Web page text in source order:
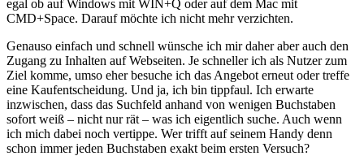
egal ob auf Windows mit WIN+Q oder auf dem Mac mit
CMD+Space. Darauf möchte ich nicht mehr verzichten.
Genauso einfach und schnell wünsche ich mir daher aber auch den
Zugang zu Inhalten auf Webseiten. Je schneller ich als Nutzer zum
Ziel komme, umso eher besuche ich das Angebot erneut oder treffe
eine Kaufentscheidung. Und ja, ich bin tippfaul. Ich erwarte
inzwischen, dass das Suchfeld anhand von wenigen Buchstaben
sofort weiß – nicht nur rät – was ich eigentlich suche. Auch wenn
ich mich dabei noch vertippe. Wer trifft auf seinem Handy denn
schon immer jeden Buchstaben exakt beim ersten Versuch?